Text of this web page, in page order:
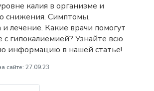
калия в организме и
снижения. Симптомы,
и лечение. Какие врачи помогут
с гипокалиемией? Узнайте всю
информацию в нашей статье!
сайте: 27.09.23